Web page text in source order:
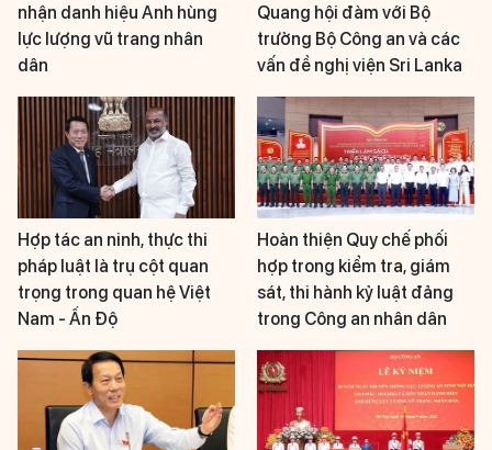
nhận danh hiệu Anh hùng
lực lượng vũ trang nhân
dân
Quang hội đàm với Bộ
trưởng Bộ Công an và các
vấn đề nghị viện Sri Lanka
Hợp tác an ninh, thực thi
pháp luật là trụ cột quan
trọng trong quan hệ Việt
Nam - Ấn Độ
Hoàn thiện Quy chế phối
hợp trong kiểm tra, giám
sát, thi hành kỷ luật đảng
trong Công an nhân dân